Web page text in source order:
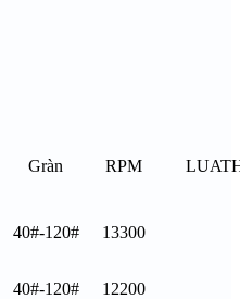
Gràn RPM
40#-120# 13300
40#-120# 12200